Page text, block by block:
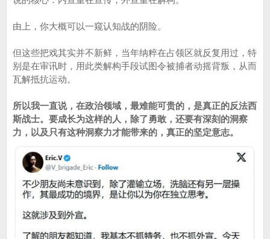
由上，你大概可以一窥认知战的阴险。
但这些把戏其实并不新鲜，当年纳粹在占领区就反复用过，特
别是在审讯时，用此类解构手段试图令被捕者动摇背叛，从而
瓦解抵抗运动。
所以我一直说，在政治领域，最难能可贵的，是真正的反法西
斯战士。要成长为这样的人，除了勇敢，还要有深刻的洞察
力，以及只有这种洞察力才能带来的，真正的坚定意志。